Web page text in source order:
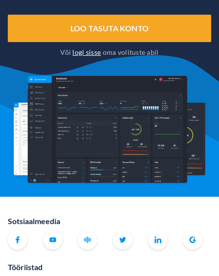
LOO TASUTA KONTO
Või logi sisse oma volituste abil
Sotsiaalmeedia
Tööriistad